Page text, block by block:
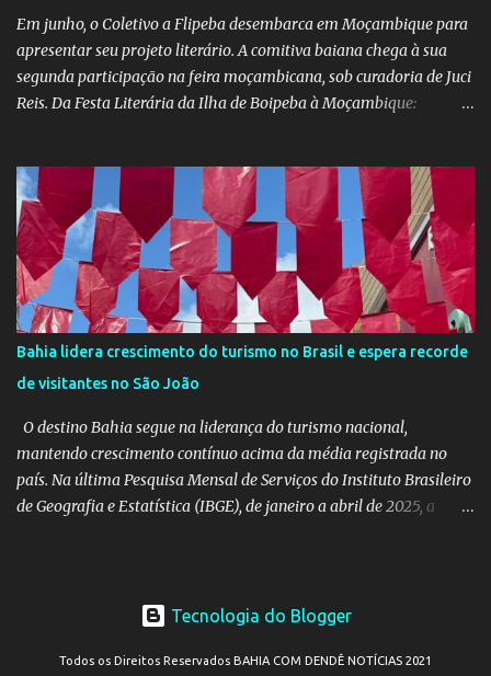
da equipe da Secretaria de Educação e a colaboração de di...
Em junho, o Coletivo a Flipeba desembarca em Moçambique para
apresentar seu projeto literário. A comitiva baiana chega à sua
segunda participação na feira moçambicana, sob curadoria de Juci
Reis. Da Festa Literária da Ilha de Boipeba à Moçambique:
— levará ao continente africano o projeto Escrita Viajante e as
Diversidades Culturais Diaspóricas, representando o Coletivo
Flipeba na Feira do Livro de Maputo, que acontece de 16 a 20 de
junho, reunindo importantes nomes da literatura africana e
mundial. O projeto busca fomentar a leitura e a produção literária
a partir de experiências de viagem conectadas à diáspora africana.
Como desdobramento, será lançado durante a feira o livro
Confissões de Viajante (Sem Grana), estreia de Manoela no
mercado editorial independente. A obra já está em sua terceira
edição e alcançou o primeiro lugar em vendas na categoria
Viagens –...
Bahia lidera crescimento do turismo no Brasil e espera recorde
de visitantes no São João
O destino Bahia segue na liderança do turismo nacional,
mantendo crescimento contínuo acima da média registrada no
país. Na última Pesquisa Mensal de Serviços do Instituto Brasileiro
de Geografia e Estatística (IBGE), de janeiro a abril de 2025, a
de abril deste ano, o estado registrou crescimento no setor de
comparativo com o mesmo mês de 2024. Com a notícia desses
Tecnologia do Blogger
Todos os Direitos Reservados BAHIA COM DENDÊ NOTÍCIAS 2021